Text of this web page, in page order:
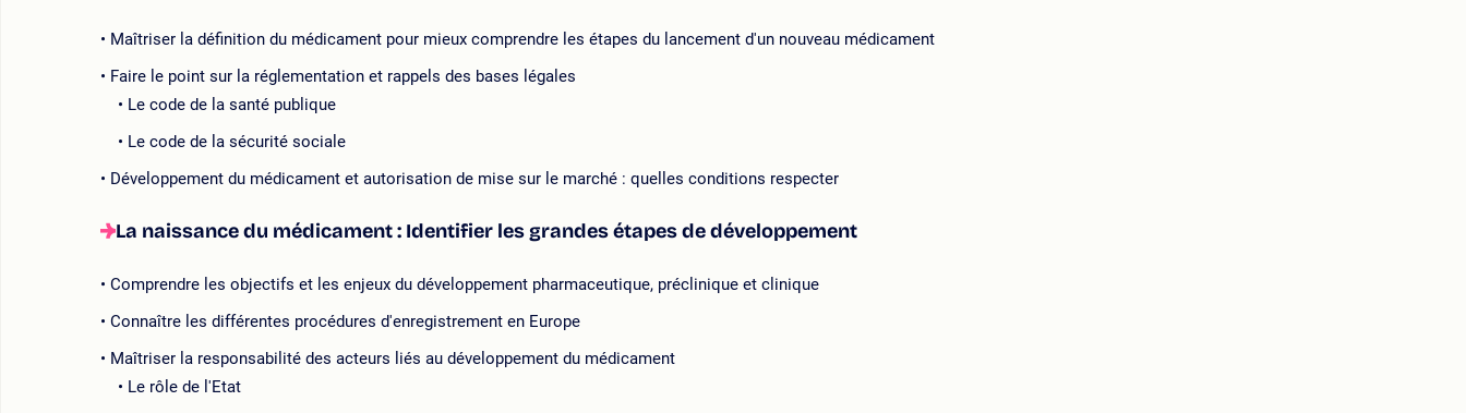
Maîtriser la définition du médicament pour mieux comprendre les étapes du lancement d'un nouveau médicament
Faire le point sur la réglementation et rappels des bases légales
Le code de la santé publique
Le code de la sécurité sociale
Développement du médicament et autorisation de mise sur le marché : quelles conditions respecter
La naissance du médicament : Identifier les grandes étapes de développement
Comprendre les objectifs et les enjeux du développement pharmaceutique, préclinique et clinique
Connaître les différentes procédures d'enregistrement en Europe
Maîtriser la responsabilité des acteurs liés au développement du médicament
Le rôle de l'Etat